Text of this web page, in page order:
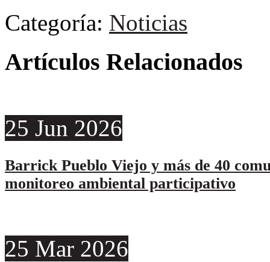
Categoría: Noticias
Artículos Relacionados
25 Jun 2026
Barrick Pueblo Viejo y más de 40
monitoreo ambiental participativo
25 Mar 2026